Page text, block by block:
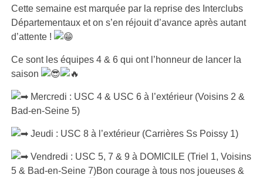
Cette semaine est marquée par la reprise des Interclubs
Départementaux et on s’en réjouit d’avance après autant
d’attente !
Ce sont les équipes 4 & 6 qui ont l’honneur de lancer la
saison
Mercredi : USC 4 & USC 6 à l’extérieur (Voisins 2 &
Bad-en-Seine 5)
Jeudi : USC 8 à l’extérieur (Carrières Ss Poissy 1)
Vendredi : USC 5, 7 & 9 à DOMICILE (Triel 1, Voisins
5 & Bad-en-Seine 7)Bon courage à tous nos joueuses &